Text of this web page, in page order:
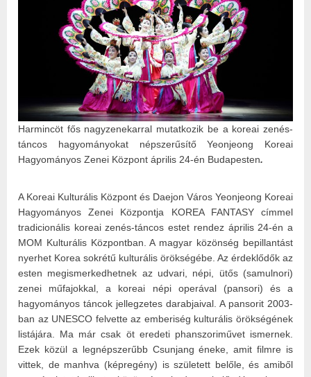
Harmincöt fős nagyzenekarral mutatkozik be a koreai zenés-
táncos hagyományokat népszerűsítő Yeonjeong Koreai
Hagyományos Zenei Központ április 24-én Budapesten.
A Koreai Kulturális Központ és Daejon Város Yeonjeong Koreai
Hagyományos Zenei Központja KOREA FANTASY címmel
tradicionális koreai zenés-táncos estet rendez április 24-én a
MOM Kulturális Központban. A magyar közönség bepillantást
nyerhet Korea sokrétű kulturális örökségébe. Az érdeklődők az
esten megismerkedhetnek az udvari, népi, ütős (samulnori)
zenei műfajokkal, a koreai népi operával (pansori) és a
hagyományos táncok jellegzetes darabjaival. A pansorit 2003-
ban az UNESCO felvette az emberiség kulturális örökségének
listájára. Ma már csak öt eredeti phanszoriművet ismernek.
Ezek közül a legnépszerűbb Csunjang éneke, amit filmre is
vittek, de manhva (képregény) is született belőle, és amiből